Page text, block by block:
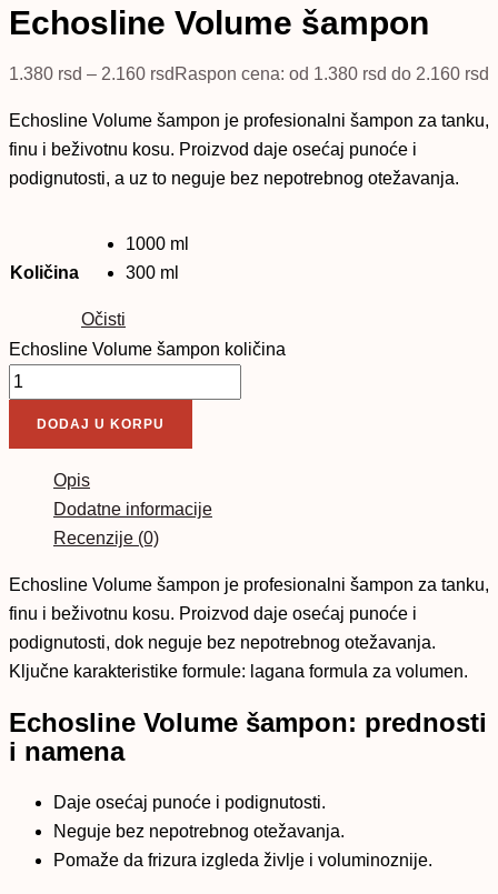
Echosline Volume šampon
1.380 rsd – 2.160 rsd Raspon cena: od 1.380 rsd do 2.160 rsd
Echosline Volume šampon je profesionalni šampon za tanku,
finu i beživotnu kosu. Proizvod daje osećaj punoće i
podignutosti, a uz to neguje bez nepotrebnog otežavanja.
Količina
1000 ml
300 ml
Očisti
Echosline Volume šampon količina
DODAJ U KORPU
Opis
Dodatne informacije
Recenzije (0)
Echosline Volume šampon je profesionalni šampon za tanku,
finu i beživotnu kosu. Proizvod daje osećaj punoće i
podignutosti, dok neguje bez nepotrebnog otežavanja.
Ključne karakteristike formule: lagana formula za volumen.
Echosline Volume šampon: prednosti
i namena
Daje osećaj punoće i podignutosti.
Neguje bez nepotrebnog otežavanja.
Pomaže da frizura izgleda življe i voluminoznije.